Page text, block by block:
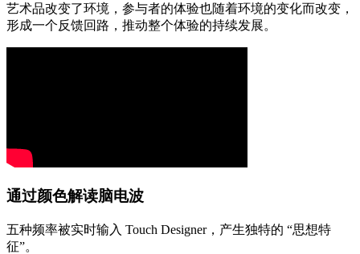
艺术品改变了环境，参与者的体验也随着环境的变化而改变，
形成一个反馈回路，推动整个体验的持续发展。
通过颜色解读脑电波
五种频率被实时输入 Touch Designer，产生独特的 “思想特
征”。